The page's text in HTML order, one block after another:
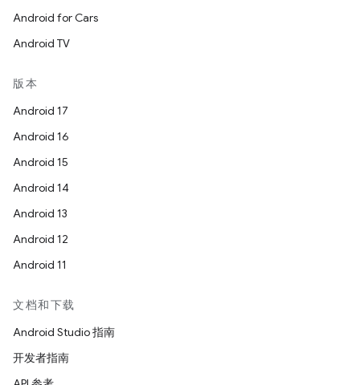
Android for Cars
Android TV
版本
Android 17
Android 16
Android 15
Android 14
Android 13
Android 12
Android 11
文档和下载
Android Studio 指南
开发者指南